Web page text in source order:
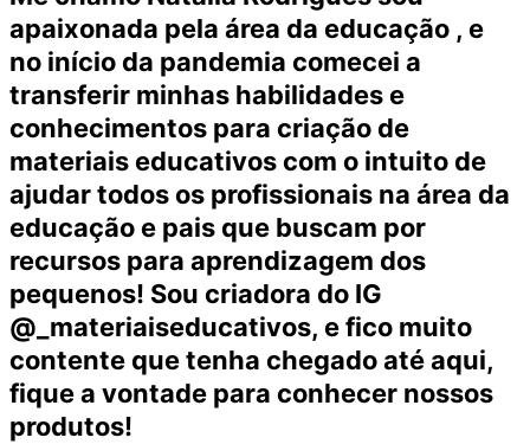
apaixonada pela área da educação , e
no início da pandemia comecei a
transferir minhas habilidades e
conhecimentos para criação de
materiais educativos com o intuito de
ajudar todos os profissionais na área da
educação e pais que buscam por
recursos para aprendizagem dos
pequenos! Sou criadora do IG
@_materiaiseducativos, e fico muito
contente que tenha chegado até aqui,
fique a vontade para conhecer nossos
produtos!